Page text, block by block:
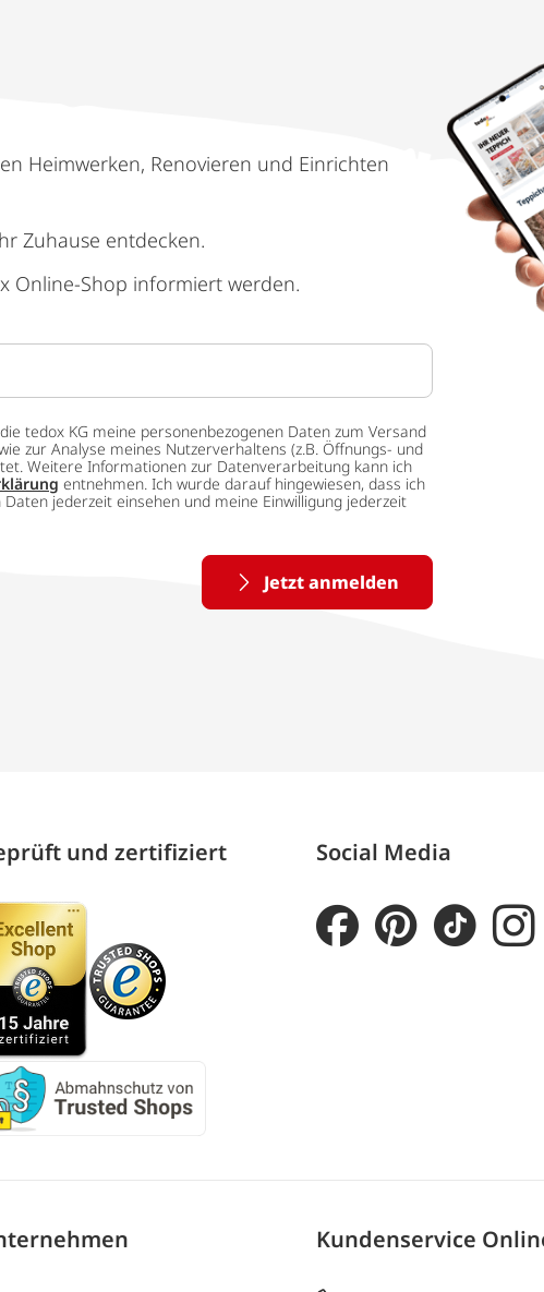
Heimwerken, Renovieren und Einrichten
Zuhause entdecken.
Online-Shop informiert werden.
tedox KG meine personenbezogenen Daten zum Versand
zur Analyse meines Nutzerverhaltens (z.B. Öffnungs- und
Weitere Informationen zur Datenverarbeitung kann ich
entnehmen. Ich wurde darauf hingewiesen, dass ich
jederzeit einsehen und meine Einwilligung jederzeit
Jetzt anmelden
und zertifiziert Social Media
Kundenservice